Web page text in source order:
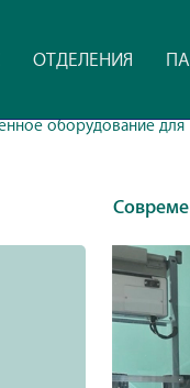
ОТДЕЛЕНИЯ
оборудование